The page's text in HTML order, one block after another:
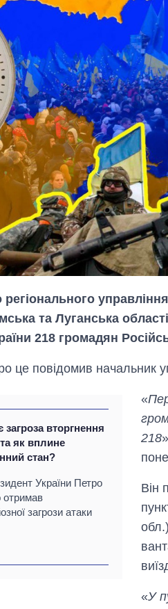
та Луганська
218 громадян
це повідомив начальник
загроза вторгнення
як вплине
стан?
України Петро
отримав
загрози атаки
«
218
Він
«У